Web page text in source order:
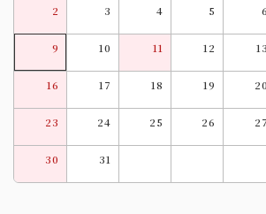
2 3 4 5 6
9 10 11 12 13
16 17 18 19 20
23 24 25 26 27
30 31